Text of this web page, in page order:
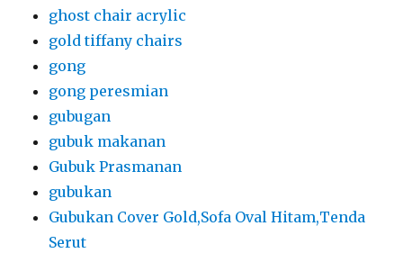
ghost chair acrylic
gold tiffany chairs
gong
gong peresmian
gubugan
gubuk makanan
Gubuk Prasmanan
gubukan
Gubukan Cover Gold,Sofa Oval Hitam,Tenda
Serut